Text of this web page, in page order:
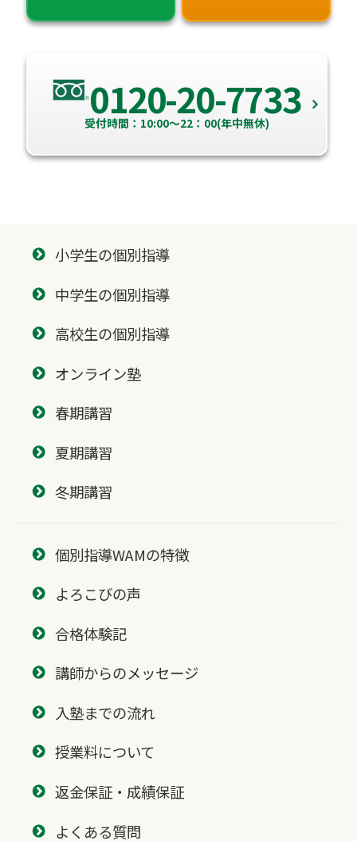
0120-20-7733
受付時間：10:00～22：00(年中無休)
小学生の個別指導
中学生の個別指導
高校生の個別指導
オンライン塾
春期講習
夏期講習
冬期講習
個別指導WAMの特徴
よろこびの声
合格体験記
講師からのメッセージ
入塾までの流れ
授業料について
返金保証・成績保証
よくある質問